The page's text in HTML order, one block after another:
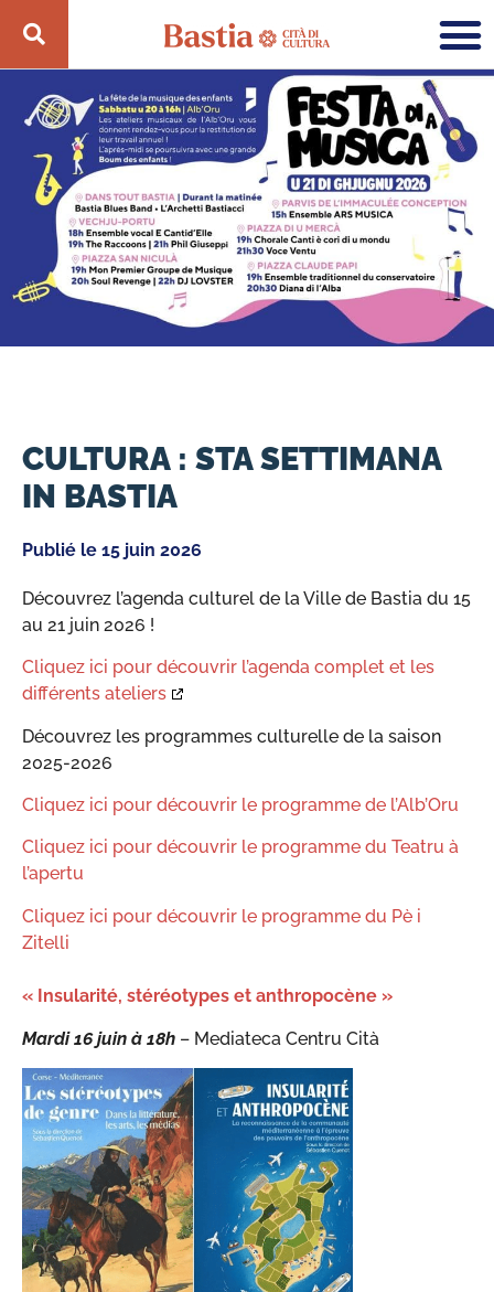
CULTURA : STA SETTIMANA
IN BASTIA
Publié le 15 juin 2026
Découvrez l’agenda culturel de la Ville de Bastia du 15
au 21 juin 2026 !
Cliquez ici pour découvrir l’agenda complet et les
différents ateliers
Découvrez les programmes culturelle de la saison
2025-2026
Cliquez ici pour découvrir le programme de l’Alb’Oru
Cliquez ici pour découvrir le programme du Teatru à
l’apertu
Cliquez ici pour découvrir le programme du Pè i
Zitelli
« Insularité, stéréotypes et anthropocène »
Mardi 16 juin à 18h – Mediateca Centru Cità